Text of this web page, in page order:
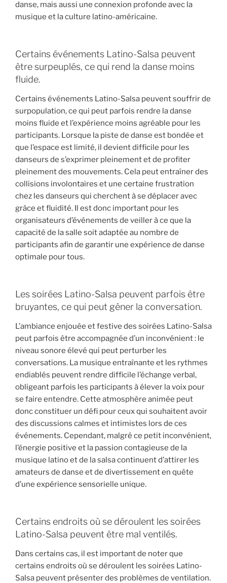
danse, mais aussi une connexion profonde avec la
musique et la culture latino-américaine.
Certains événements Latino-Salsa peuvent
être surpeuplés, ce qui rend la danse moins
fluide.
Certains événements Latino-Salsa peuvent souffrir de
surpopulation, ce qui peut parfois rendre la danse
moins fluide et l’expérience moins agréable pour les
participants. Lorsque la piste de danse est bondée et
que l’espace est limité, il devient difficile pour les
danseurs de s’exprimer pleinement et de profiter
pleinement des mouvements. Cela peut entraîner des
collisions involontaires et une certaine frustration
chez les danseurs qui cherchent à se déplacer avec
grâce et fluidité. Il est donc important pour les
organisateurs d’événements de veiller à ce que la
capacité de la salle soit adaptée au nombre de
participants afin de garantir une expérience de danse
optimale pour tous.
Les soirées Latino-Salsa peuvent parfois être
bruyantes, ce qui peut gêner la conversation.
L’ambiance enjouée et festive des soirées Latino-Salsa
peut parfois être accompagnée d’un inconvénient : le
niveau sonore élevé qui peut perturber les
conversations. La musique entraînante et les rythmes
endiablés peuvent rendre difficile l’échange verbal,
obligeant parfois les participants à élever la voix pour
se faire entendre. Cette atmosphère animée peut
donc constituer un défi pour ceux qui souhaitent avoir
des discussions calmes et intimistes lors de ces
événements. Cependant, malgré ce petit inconvénient,
l’énergie positive et la passion contagieuse de la
musique latino et de la salsa continuent d’attirer les
amateurs de danse et de divertissement en quête
d’une expérience sensorielle unique.
Certains endroits où se déroulent les soirées
Latino-Salsa peuvent être mal ventilés.
Dans certains cas, il est important de noter que
certains endroits où se déroulent les soirées Latino-
Salsa peuvent présenter des problèmes de ventilation.